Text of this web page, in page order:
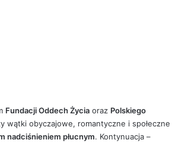
Fundacji Oddech Życia oraz Polskiego
wątki obyczajowe, romantyczne i społeczne
nadciśnieniem płucnym. Kontynuacja –